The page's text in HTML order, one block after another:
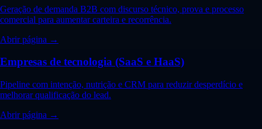
Geração de demanda B2B com discurso técnico, prova e processo
comercial para aumentar carteira e recorrência.
Abrir página →
Empresas de tecnologia (SaaS e HaaS)
Pipeline com intenção, nutrição e CRM para reduzir desperdício e
melhorar qualificação do lead.
Abrir página →